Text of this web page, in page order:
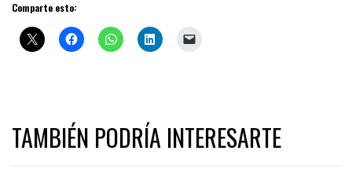
Comparte esto:
TAMBIÉN PODRÍA INTERESARTE